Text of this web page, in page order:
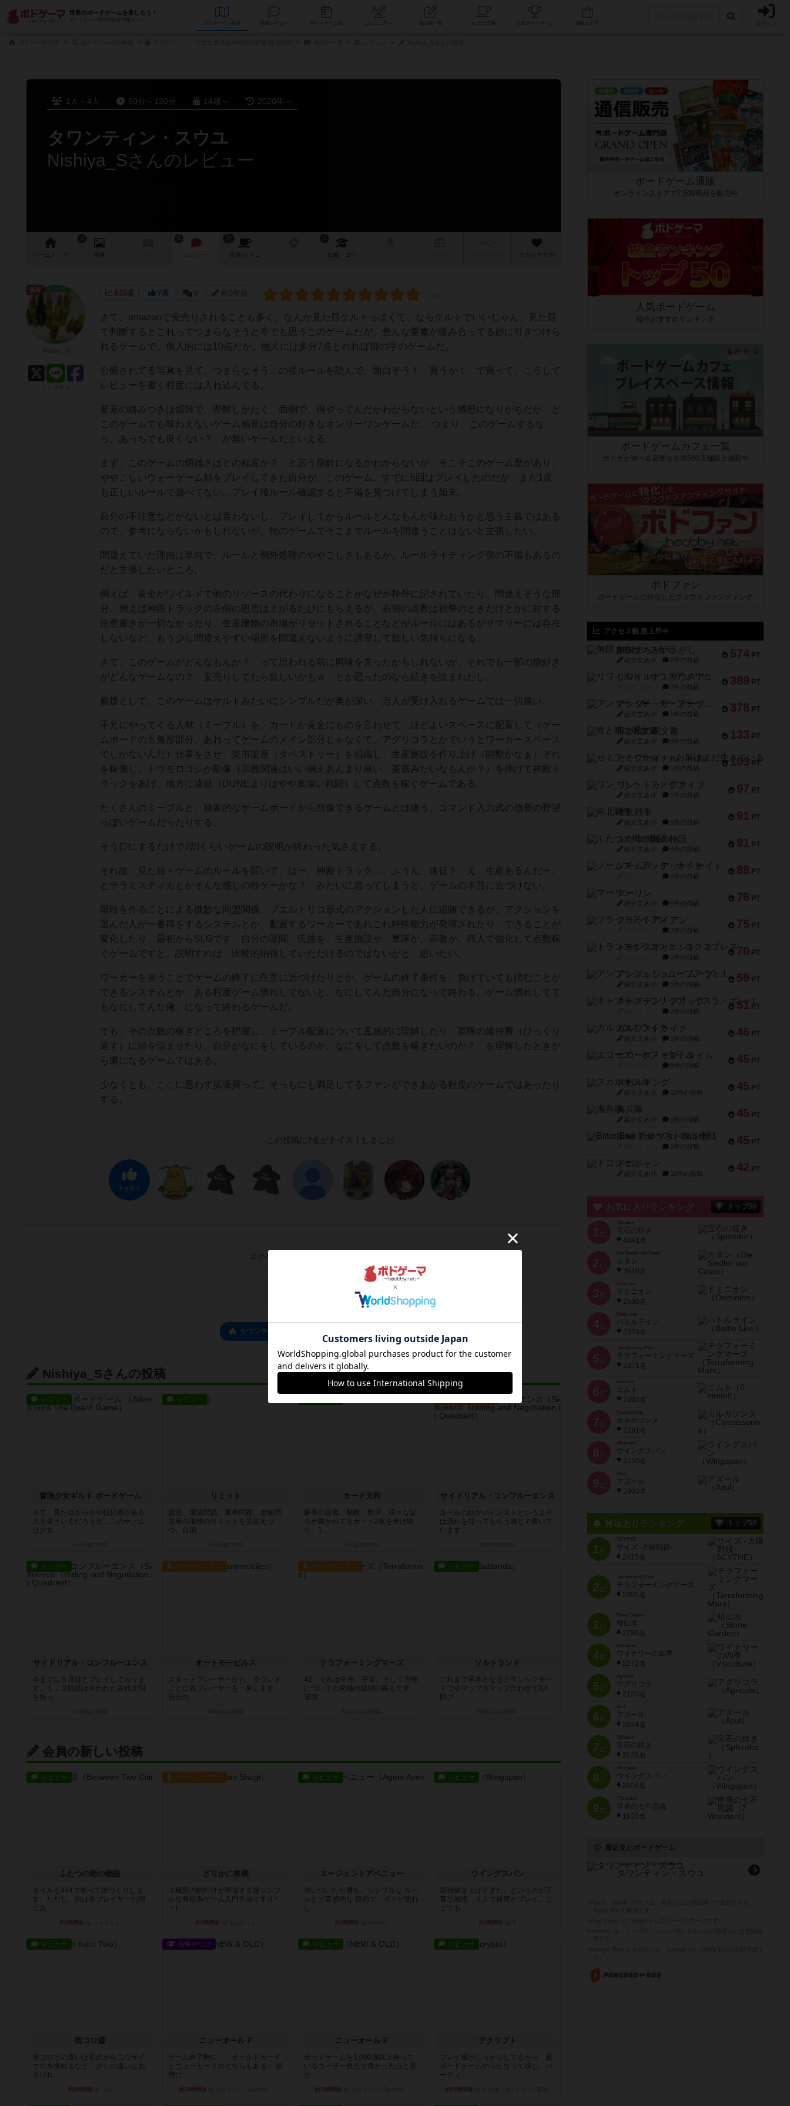
世界のボードゲームを楽しもう！
ボードゲーム専門の総合情報サイト
データベース コミュニティ 人気ボードゲーム ログイン
1人～4人 60分～120分 14歳～ 2020年～
タワンティン・スウユ
Nishiya_Sさんのレビュー
ゲーム 画像 レビュー 店舗/ カフェ 戦略 次のおすすめ
616名 7名 0 約3年前
さて、amazonで安売りされることも多く、なんか見た目ケルトっぽくて、ならケルトでいいじゃん、見た目
で判断するとこれってつまらなそうと今でも思うこのゲームだが、色んな要素が絡み合ってる妙に引きつけら
れるゲームで、個人的には10点だが、他人には多分7点とれれば御の字のゲームだ。
公開されてる写真を見て、つまらなそう…の後ルールを読んで、面白そう！ 買うか！ で買って、こうして
レビューを書く程度には入れ込んでる。
要素の絡みつきは煩雑で、理解しがたく、面倒で、何やってんだかわからないという感想になりがちだが、ど
このゲームでも味わえないゲーム感覚は自分の好きなオンリーワンゲームだ。 つまり、このゲームするな
ら、あっちでも良くない？ が無いゲームだといえる。
まず、このゲームの煩雑さはどの程度か？ と言う指針になるかわからないが、そこそこのゲーム歴があり、
ややこしいウォーゲーム類をプレイしてきた自分が、このゲーム、すでに5回はプレイしたのだが、まだ1度
も正しいルールで遊べてない…プレイ後ルール確認すると不備を見つけてしまう始末。
自分の不注意などがないとは言わないし、プレイしてからルールどんなもんか味わおうかと思う主義ではある
ので、参考にならないかもしれないが、他のゲームでそこまでルールを間違うことはないと主張したい。
間違えていた理由は単純で、ルールと例外処理のややこしさもあるが、ルールライティング側の不備もあるの
だと主張したいところ。
例えば、黄金がワイルドで他のリソースの代わりになることがなぜか枠外に記されていたり、間違えそうな部
分、例えば神殿トラックの左側の恩恵は上がるたびにもらえるが、右側の点数は祝祭のときだけとかに対する
注意書きが一切なかったり、生産建物の市場がリセットされることなどがルールにはあるがサマリーには存在
しないなど、もう少し間違えやすい場所を間違えないように誘導して欲しい気持ちになる。
さて、このゲームがどんなもんか？ って思われる前に興味を失ったかもしれないが、それでも一部の物好き
がどんなゲームなの？ 安売りしてたら欲しいかもｗ とか思ったのなら続きを読まれたし。
前提として、このゲームはケルトみたいにシンプルだが奥が深い、万人が受け入れるゲームでは一切無い。
手元にやってくる人材（ミープル）を、カードか黄金にものを言わせて、ほどよいスペースに配置して（ゲー
ムボードの五角形部分、あれってゲームのメイン部分じゃなくて、アグリコラとかでいうとワーカースペース
でしかないんだ）仕事をさせ、楽市楽座（タペストリー）を組織し、生産施設を作り上げ（開墾かなぁ）それ
を稼働し、トウモロコシか彫像（宗教関連はいい例えあんまり無い、茶器みたいなもんか？）を捧げて神殿ト
ラックをあげ、地方に遠征（DUNEよりはやや奥深い戦闘）して点数を稼ぐゲームである。
たくさんのミープルと、抽象的なゲームボードから想像できるゲームとは違う、コマンド入力式の信長の野望
っぽいゲームだったりする。
そう口にするだけで7割くらいゲームの説明が終わった気さえする。
それ故、見た目＋ゲームのルールを聞いて、はー、神殿トラック…、ふうん、遠征？ え、生産あるんだー、
とテラミスティカとかそんな感じの独ゲーかな？ みたいに思ってしまうと、ゲームの本質に近づけない。
階段を作ることによる微妙な同盟関係、プエルトリコ形式のアクションした人に追随できるが、アクションを
選んだ人が一番得をするシステムとか、配置するワーカーであれこれ特殊能力が発揮されたり、できることが
変化したり、最初からSLGです、自分の派閥、氏族を、生産施設か、軍隊か、宗教か、商人で強化して点数稼
ぐゲームですと、説明すれば、比較的納得していただけるのではないかと、思いたい。
ワーカーを雇うことでゲームの終了に任意に近づけたりとか、ゲームの終了条件を、負けていても踏むことが
できるシステムとか、ある程度ゲーム慣れしてないと、なにしてんだ自分になって終わる。ゲーム慣れしてて
もなにしてんだ俺、になって終わるゲームだ。
でも、その点数の稼ぎどころを把握し、ミープル配置について直感的に理解したり、軍隊の維持費（ひっくり
返す）に頭を悩ませたり、自分がなにをしているのか、なにをして点数を稼ぎたいのか？ を理解したときか
ら虜になるゲームではある。
少なくとも、ここに思わず拡張買って、そっちにも満足してるファンができあがる程度のゲームではあったり
する。
この投稿に 7名がナイス！ しました
ナイス！
勇者
ログイン/会員登録でコメント
タワンティン・スウユのトップに戻る
Nishiya_Sさんの投稿
レビュー
冒険少女ギルド ボードゲーム
さて、見た目からやや抵抗感がある
人も多々いるだろうが…このゲーム
は少女...
レビュー
リミット
資源、環境問題、軍事問題、金融問
題等の地球のリミットを見据えつ
つ、自国...
カード天和
麻雀の役名、翻数、数字、様々な記
号が書かれてるカード2枚を受け取
り、1...
サイドリアル・コンフルーエンス
ルールの細かいインストというより
は流れを知ってもらう感じで書いて
います...
レビュー
サイドリアル・コンフルーエンス
今までに５度ほどプレイしておりま
す。１，２回目は失われた古代文明
を持っ...
ルール/インスト
オートモービルス
スタートプレーヤーから、ラウンド
ごとに各プレーヤーを一周します。
自分の...
ルール/インスト
テラフォーミングマーズ
42 それは生命、宇宙、そして万物
についての究極の疑問の答えです。
冒頭...
レビュー
ソルトランド
これまで基本となるクラシックモー
ドで小マップ大マップ合わせて3,4
回プ...
会員の新しい投稿
レビュー
ふたつの街の物語
タイルを4×4で並べて街づくりしま
す。ただし、街は各プレイヤーの間
にあ...
約3時間前
ルール/インスト
ざりかに将棋
３種類の駒だけが登場する超シンプ
ルな将棋系ゲーム入門作品です♪(＾
＾)...
約3時間前
レビュー
エージェントアベニュー
追いついたら勝ち。シンプルな ルー
ルとで直感的な 目的で、ボドゲ慣れ
し...
約3時間前
レビュー
ウイングスパン
期待値を上げすぎた、というのが正
直な感想。２人で何度かプレイ。こ
こでも...
約4時間前
レビュー
街コロ通
街コロとの違いは初めから二つサイ
コロを振れるなど、少しの違いはあ
るけれ...
約9時間前
戦略やコツ
ニューオールド
ゲーム終了時に、「オールドカード
とニューカードのどちらもある」 状
態に...
約10時間前
レビュー
ニューオールド
ボードゲームを1,000個以上持って
いるユーザー視点で良かった点と悪
か...
約10時間前
レビュー
デクリプト
プレイ感がしっかりしてるから、超
ボードゲームやったなって感じ。パ
ーティ...
約11時間前
ボードゲーム通販
オンラインストアで7,500商品を販売中
人気ボードゲーム
総合おすすめランキング
ボードゲームカフェ一覧
ボドゲが遊べる店舗を全国500店舗以上掲載中
ボドファン
ボードゲームに特化したクラウドファンディング
アクセス数 急上昇中
574 PT
無限まちがいさがし
紹介文あり 2件の投稿
389 PT
リワイルド：サウスアメリカ
2件の投稿
378 PT
アンダー・ザ・テーブラー
紹介文あり 1件の投稿
133 PT
宵と暁の呪文書
紹介文あり 8件の投稿
103 PT
セミファイナル ～お前はまだ生きている～
紹介文あり 1件の投稿
97 PT
ワン・トゥ・ファイブ
紹介文あり 1件の投稿
91 PT
南北戦争
紹介文あり 1件の投稿
91 PT
ふたつの城の物語
紹介文あり 6件の投稿
88 PT
ノームズ・アット・ナイト
1件の投稿
76 PT
マーリン
紹介文あり 6件の投稿
75 PT
フラットアイアン
2件の投稿
70 PT
トランスオリエント・エクスプレス
1件の投稿
59 PT
アンブッシュ！：ムーブアウト！
紹介文あり 1件の投稿
51 PT
キャプテン・フリップ：イスラ・ボンバ
2件の投稿
46 PT
ガルフストライク
紹介文あり 1件の投稿
45 PT
エコーズ・オブ・タイム
8件の投稿
45 PT
スカルキング
紹介文あり 12件の投稿
45 PT
海兵隊
紹介文あり 1件の投稿
45 PT
Bitter End ブタペスト救出作戦
1件の投稿
42 PT
ドコジャン
紹介文あり 10件の投稿
お気に入りランキング トップ50
1 位
宝石の煌き
4041名
2 位
Die Siedler von Catan
カタン
3616名
3 位
ドミニオン
2530名
4位
Battle Line
バトルライン
2378名
5 位
Terraforming Mars
テラフォーミングマーズ
2371名
6 位
ニムト
2202名
7 位
Carcassonne
カルカソンヌ
2191名
8 位
Wingspan
ウイングスパン
2150名
9 位
Azul
アズール
1903名
興味ありランキング トップ50
1位
SCYTHE
サイズ -大鎌戦役-
2415名
2位
Terraforming Mars
テラフォーミングマーズ
2395名
3位
Stone Garden
枯山水
2280名
4位
Viticulture
ワイナリーの四季
2272名
5位
Agricola
アグリコラ
2120名
6位
Azul
アズール
2034名
7位
宝石の煌き
2029名
8位
Wingspan
ウイングスパン
2006名
9位
7 Wonders
世界の七不思議
1920名
最近見たボードゲーム
Tawantinsuyu: The Inca Empire
タワンティン・スウユ